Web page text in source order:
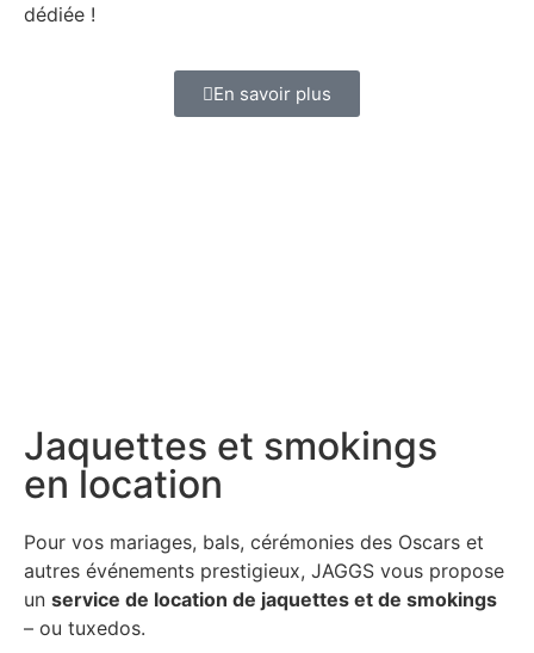
dédiée !
En savoir plus
Jaquettes et smokings
en location
Pour vos mariages, bals, cérémonies des Oscars et
autres événements prestigieux, JAGGS vous propose
un service de location de jaquettes et de smokings
– ou tuxedos.